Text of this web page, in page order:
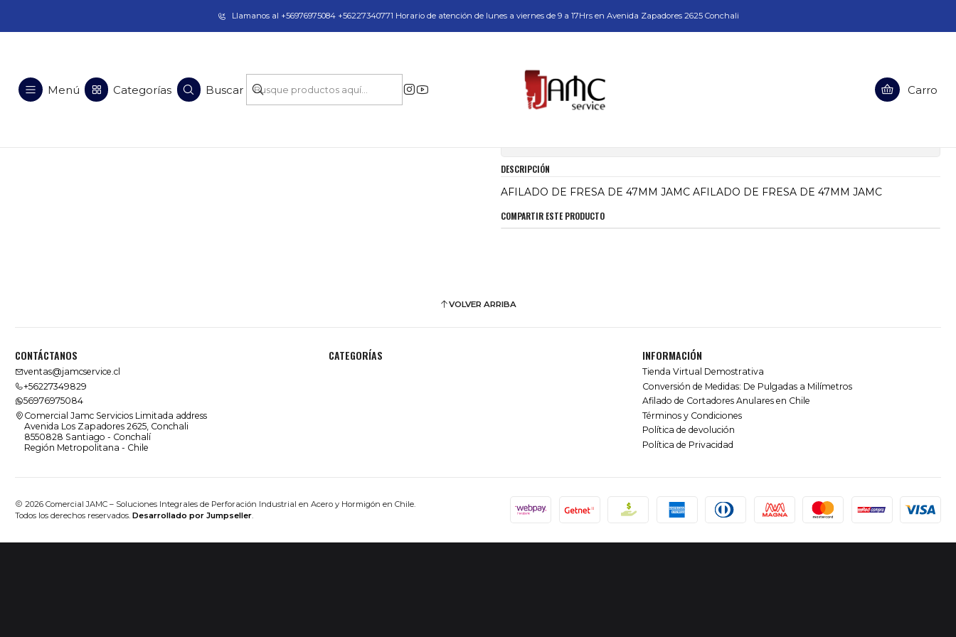
Taladros Magnéticos en Chile | Venta, Arriendo y Servicio Técnico
Menú Categorías Buscar Carro
Llamanos al +56976975084 +56227340771 Horario de atención de lunes a viernes de 9 a 17Hrs en Avenida Zapadores 2625 Conchali
AFILADO DE FRESA DE 47MM JAMC
DESCRIPCIÓN
AFILADO DE FRESA DE 47MM JAMC AFILADO DE FRESA DE 47MM JAMC
COMPARTIR ESTE PRODUCTO
VOLVER ARRIBA
CONTÁCTANOS
ventas@jamcservice.cl
+56227349829
56976975084
Comercial Jamc Servicios Limitada address
Avenida Los Zapadores 2625, Conchali
8550828 Santiago - Conchalí
Región Metropolitana - Chile
CATEGORÍAS INFORMACIÓN
Tienda Virtual Demostrativa
Conversión de Medidas: De Pulgadas a Milímetros
Afilado de Cortadores Anulares en Chile
Términos y Condiciones
Política de devolución
Política de Privacidad
2026 Comercial JAMC – Soluciones Integrales de Perforación Industrial en Acero y Hormigón en Chile.
Todos los derechos reservados. Desarrollado por Jumpseller.